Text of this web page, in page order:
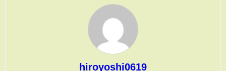
hiroyoshi0619